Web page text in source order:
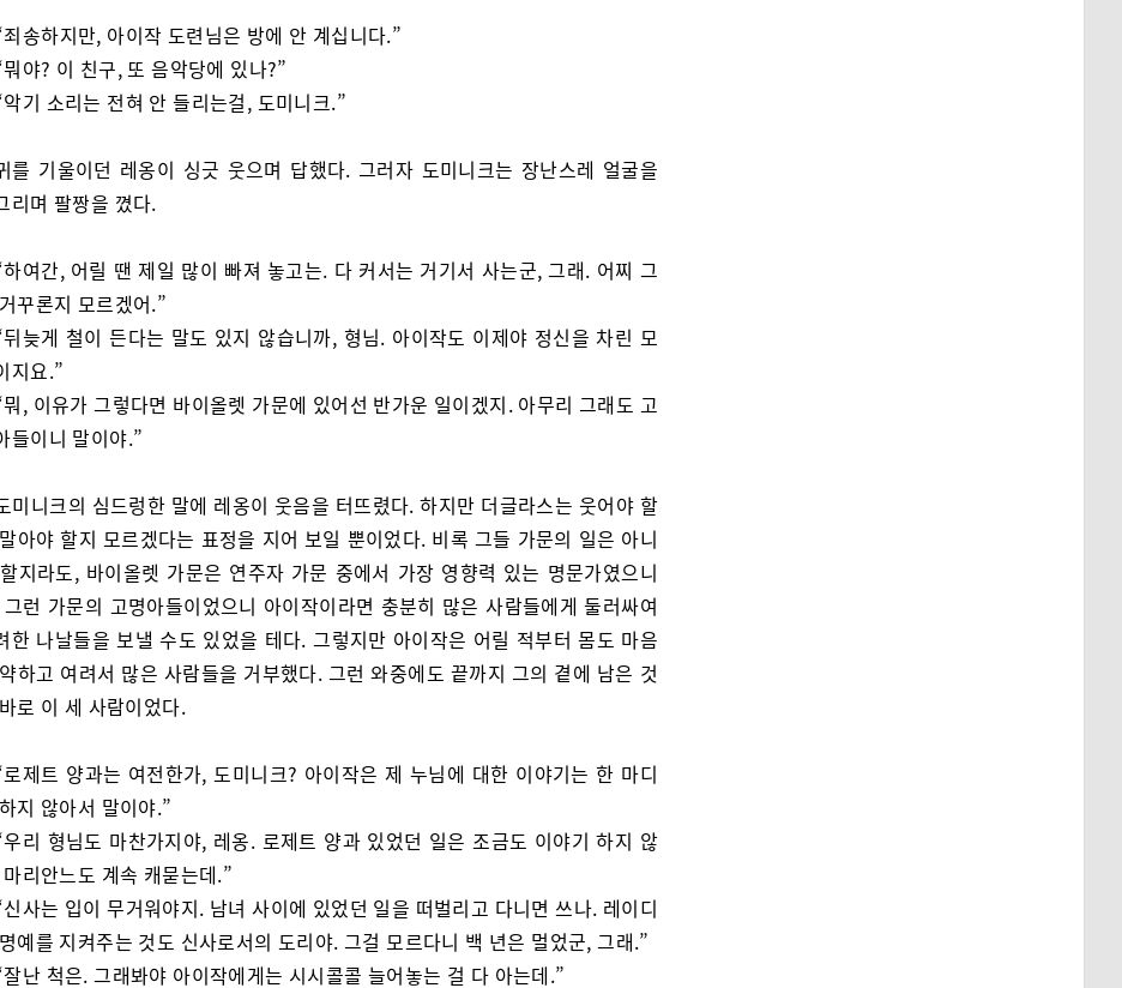
죄송하지만, 아이작 도련님은 방에 안 계십니다.”
뭐야? 이 친구, 또 음악당에 있나?”
악기 소리는 전혀 안 들리는걸, 도미니크.”
를 기울이던 레옹이 싱긋 웃으며 답했다. 그러자 도미니크는 장난스레 얼굴을
리며 팔짱을 꼈다.
하여간, 어릴 땐 제일 많이 빠져 놓고는. 다 커서는 거기서 사는군, 그래. 어찌 그
꾸론지 모르겠어.”
뒤늦게 철이 든다는 말도 있지 않습니까, 형님. 아이작도 이제야 정신을 차린 모
지요.”
뭐, 이유가 그렇다면 바이올렛 가문에 있어선 반가운 일이겠지. 아무리 그래도 고
들이니 말이야.”
미니크의 심드렁한 말에 레옹이 웃음을 터뜨렸다. 하지만 더글라스는 웃어야 할
아야 할지 모르겠다는 표정을 지어 보일 뿐이었다. 비록 그들 가문의 일은 아니
지라도, 바이올렛 가문은 연주자 가문 중에서 가장 영향력 있는 명문가였으니
런 가문의 고명아들이었으니 아이작이라면 충분히 많은 사람들에게 둘러싸여
한 나날들을 보낼 수도 있었을 테다. 그렇지만 아이작은 어릴 적부터 몸도 마음
하고 여려서 많은 사람들을 거부했다. 그런 와중에도 끝까지 그의 곁에 남은 것
로 이 세 사람이었다.
로제트 양과는 여전한가, 도미니크? 아이작은 제 누님에 대한 이야기는 한 마디
지 않아서 말이야.”
우리 형님도 마찬가지야, 레옹. 로제트 양과 있었던 일은 조금도 이야기 하지 않
리안느도 계속 캐묻는데.”
신사는 입이 무거워야지. 남녀 사이에 있었던 일을 떠벌리고 다니면 쓰나. 레이디
예를 지켜주는 것도 신사로서의 도리야. 그걸 모르다니 백 년은 멀었군, 그래.”
잘난 척은. 그래봐야 아이작에게는 시시콜콜 늘어놓는 걸 다 아는데.”